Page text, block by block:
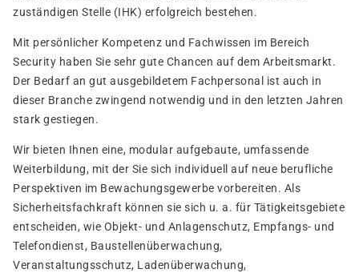
zuständigen Stelle (IHK) erfolgreich bestehen.
Mit persönlicher Kompetenz und Fachwissen im Bereich
Security haben Sie sehr gute Chancen auf dem Arbeitsmarkt.
Der Bedarf an gut ausgebildetem Fachpersonal ist auch in
dieser Branche zwingend notwendig und in den letzten Jahren
stark gestiegen.
Wir bieten Ihnen eine, modular aufgebaute, umfassende
Weiterbildung, mit der Sie sich individuell auf neue berufliche
Perspektiven im Bewachungsgewerbe vorbereiten. Als
Sicherheitsfachkraft können sie sich u. a. für Tätigkeitsgebiete
entscheiden, wie Objekt- und Anlagenschutz, Empfangs- und
Telefondienst, Baustellenüberwachung,
Veranstaltungsschutz, Ladenüberwachung,